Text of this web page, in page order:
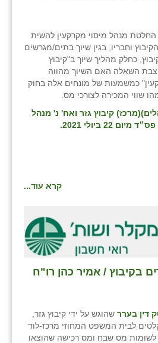
מנהל מיסוי מקרקעין להשית
וחבריו, בגין שיוך בתים/מגרשים
כחלק מהליך שיוך ב"קיבוץ
השאלה האם השיוך מהווה
כמשמעות של מונחים אלה בחוק
שווי המכירה לצורכי מס.
11-18 (מינהלים)(מרכז) קיבוץ גזר ואח' נ' מנהל
22 ביולי 2021.
קרא עוד...
בקיבוץ / אמיר כהן רו"ח
דין בערר שהוגש על ידי קיבוץ גזר,
לבית המשפט המחוזי מרכז-לוד
מס שבח ומס רכישה שהוצאו